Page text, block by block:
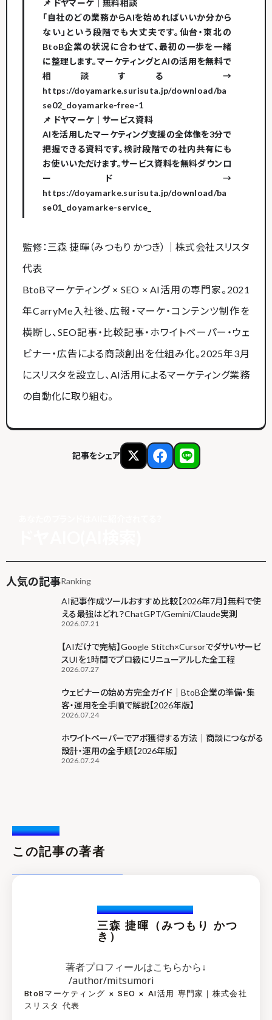
📌 ドヤマーケ｜無料相談
「自社のどの業務からAIを始めればいいか分から
ない」という段階でも大丈夫です。仙台・東北の
BtoB企業の状況に合わせて、最初の一歩を一緒
に整理します。マーケティングとAIの活用を無料で
相談する →
https://doyamarke.surisuta.jp/download/ba
se02_doyamarke-free-1
📌 ドヤマーケ｜サービス資料
AIを活用したマーケティング支援の全体像を3分で
把握できる資料です。検討段階での社内共有にも
お使いいただけます。サービス資料を無料ダウンロ
ード →
https://doyamarke.surisuta.jp/download/ba
se01_doyamarke-service_
監修：三森 捷暉（みつもり かつき）｜株式会社スリスタ
代表
BtoBマーケティング × SEO × AI活用の専門家。2021
年CarryMe入社後、広報・マーケ・コンテンツ制作を
横断し、SEO記事・比較記事・ホワイトペーパー・ウェ
ビナー・広告による商談創出を仕組み化。2025年3月
にスリスタを設立し、AI活用によるマーケティング業務
の自動化に取り組む。
記事をシェア
人気の記事Ranking
AI記事作成ツールおすすめ比較【2026年7月】無料で使
える最強はどれ？ChatGPT/Gemini/Claude実測
2026.07.21
【AIだけで完結】Google Stitch×Cursorでダサいサービ
スUIを1時間でプロ級にリニューアルした全工程
2026.07.27
ウェビナーの始め方完全ガイド｜BtoB企業の準備・集
客・運用を全手順で解説【2026年版】
2026.07.24
ホワイトペーパーでアポ獲得する方法｜商談につながる
設計・運用の全手順【2026年版】
2026.07.24
Writer /
この記事の著者
Katuski.Mitsumori
三森 捷暉（みつもり かつ
き）
著者プロフィールはこちらから↓
/author/mitsumori
BtoBマーケティング × SEO × AI活用 専門家｜株式会社
スリスタ 代表